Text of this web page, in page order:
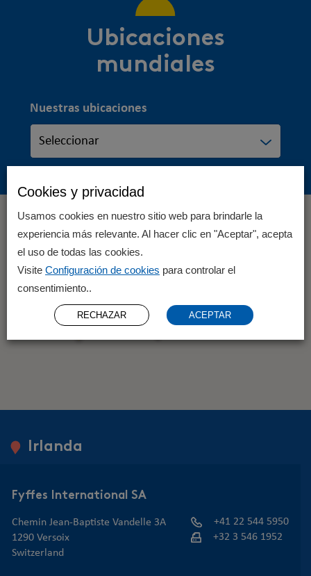
Ubicaciones
mundiales
Nuestras ubicaciones
Irlanda
Fyffes International SA
Chemin Jean-Baptiste Vandelle 3A
1290 Versoix
Switzerland
+41 22 544 5950
+32 3 546 1952
Cookies y privacidad
Usamos cookies en nuestro sitio web para brindarle la
experiencia más relevante. Al hacer clic en "Aceptar", acepta
el uso de todas las cookies.
Visite Configuración de cookies para controlar el
consentimiento..
RECHAZAR ACEPTAR